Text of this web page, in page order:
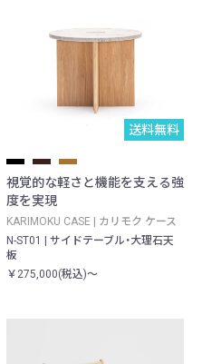
送料無料
視覚的な軽さと機能を支える強
度を実現
KARIMOKU CASE | カリモク ケース
N-ST01 | サイドテーブル・大理石天
板
￥275,000(税込)～